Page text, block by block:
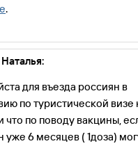
.
Наталья:
для въезда россиян в
по туристической визе
что по поводу вакцины,
6 месяцев ( 1доза)